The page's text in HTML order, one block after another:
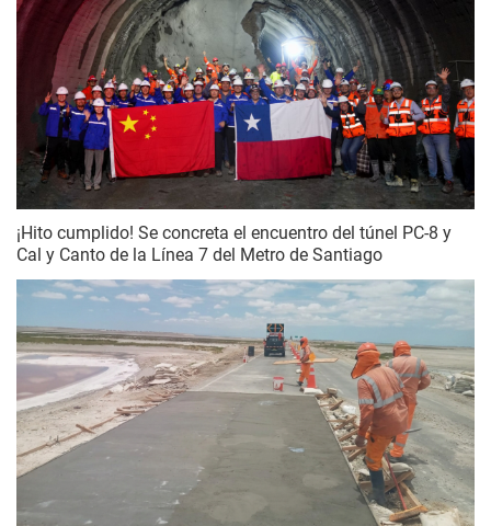
¡Hito cumplido! Se concreta el encuentro del túnel PC-8 y
Cal y Canto de la Línea 7 del Metro de Santiago